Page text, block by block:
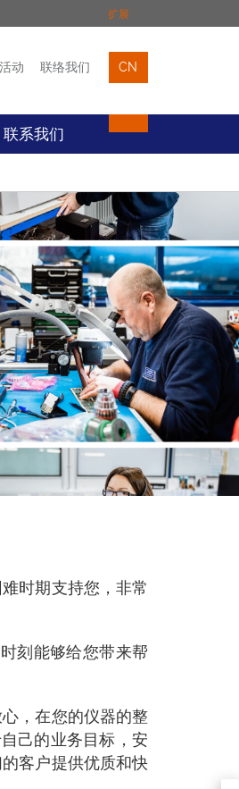
扩展
联络我们
动 联络我们 CN
联系我们
时期支持您，非常
刻能够给您带来帮
，在您的仪器的整
己的业务目标，安
客户提供优质和快